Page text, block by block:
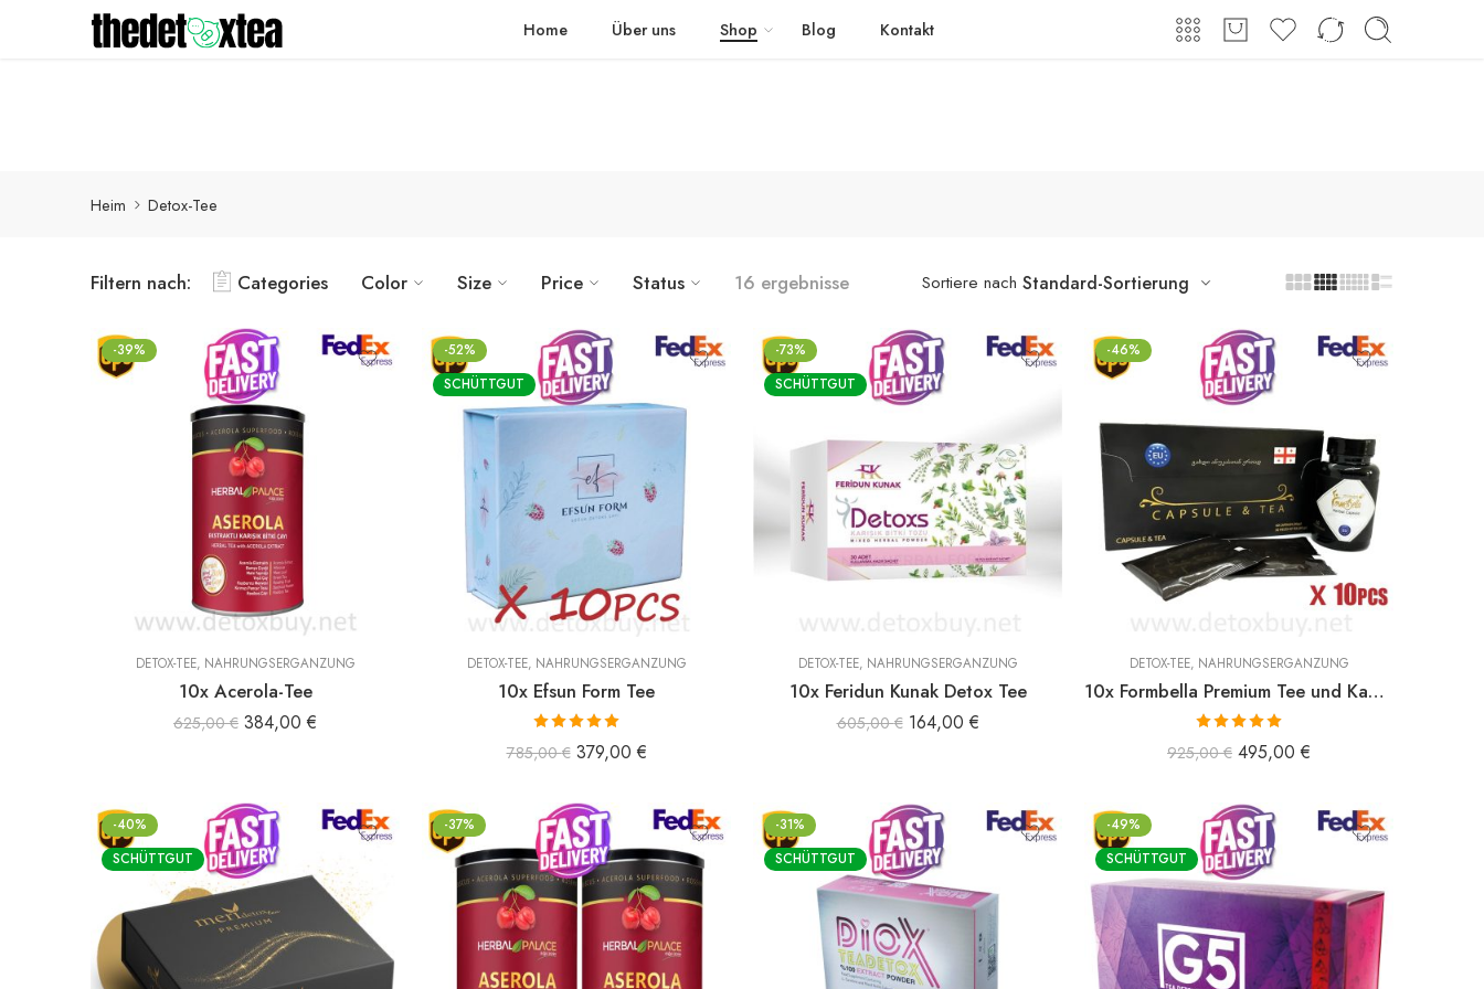
Detox-Produkte werden innerhalb von 1-3 Werktagen mit schnellem Versand in die ganze Welt geliefert The Detox Tea Anmeldung / Registrieren
Home Über uns Shop Blog Kontakt
Heim Detox-Tee
Filtern nach: Categories Color Size Price Status 16 ergebnisse Sortiere nach Standard-Sortierung
-39%
DETOX-TEE, NAHRUNGSERGÄNZUNG
10x Acerola-Tee
625,00€ 384,00 €
-52%
SCHÜTTGUT
DETOX-TEE, NAHRUNGSERGÄNZUNG
10x Efsun Form Tee
Bewertet mit
von 5
785,00€ 379,00 €
-73%
SCHÜTTGUT
DETOX-TEE, NAHRUNGSERGÄNZUNG
10x Feridun Kunak Detox Tee
605,00€ 164,00 €
-46%
DETOX-TEE, NAHRUNGSERGÄNZUNG
10x Formbella Premium Tee und Kapsel
Bewertet mit
von 5
925,00€ 495,00 €
-40%
SCHÜTTGUT
-37%
-31%
SCHÜTTGUT
-49%
SCHÜTTGUT